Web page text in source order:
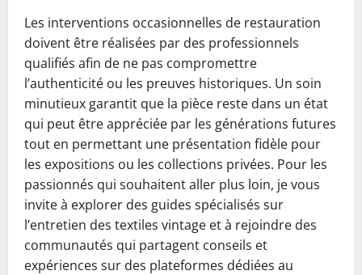
Les interventions occasionnelles de restauration
doivent être réalisées par des professionnels
qualifiés afin de ne pas compromettre
l’authenticité ou les preuves historiques. Un soin
minutieux garantit que la pièce reste dans un état
qui peut être appréciée par les générations futures
tout en permettant une présentation fidèle pour
les expositions ou les collections privées. Pour les
passionnés qui souhaitent aller plus loin, je vous
invite à explorer des guides spécialisés sur
l’entretien des textiles vintage et à rejoindre des
communautés qui partagent conseils et
expériences sur des plateformes dédiées au